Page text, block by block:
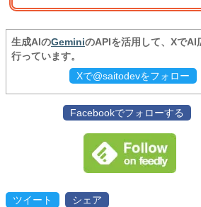
生成AIのGeminiのAPIを活用して、XでAI
行っています。
Xで@saitodevをフォロー
Facebookでフォローする
ツイート シェア